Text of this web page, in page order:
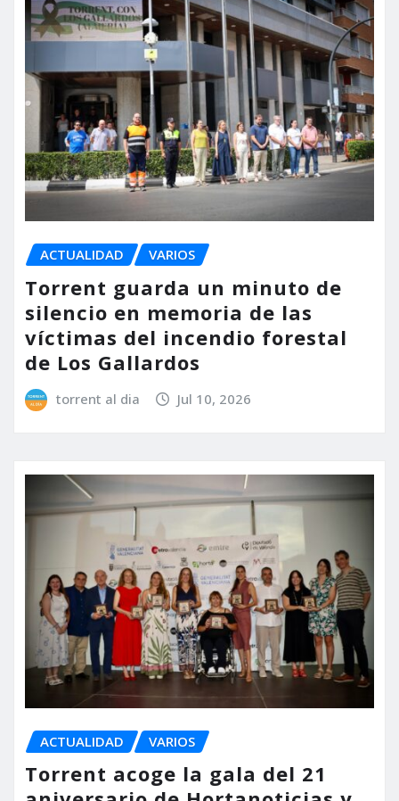
ACTUALIDAD VARIOS
Torrent guarda un minuto de
silencio en memoria de las
víctimas del incendio forestal
de Los Gallardos
torrent al dia Jul 10, 2026
ACTUALIDAD VARIOS
Torrent acoge la gala del 21